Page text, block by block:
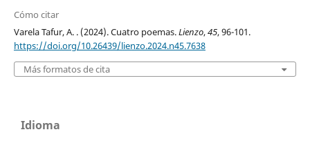
Cómo citar
Varela Tafur, A. . (2024). Cuatro poemas.Lienzo,45, 96-101.
https://doi.org/10.26439/lienzo.2024.n45.7638
Más formatos de cita
Idioma